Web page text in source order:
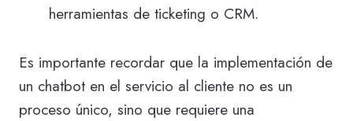
herramientas de ticketing o CRM.
Es importante recordar que la implementación de
un chatbot en el servicio al cliente no es un
proceso único, sino que requiere una